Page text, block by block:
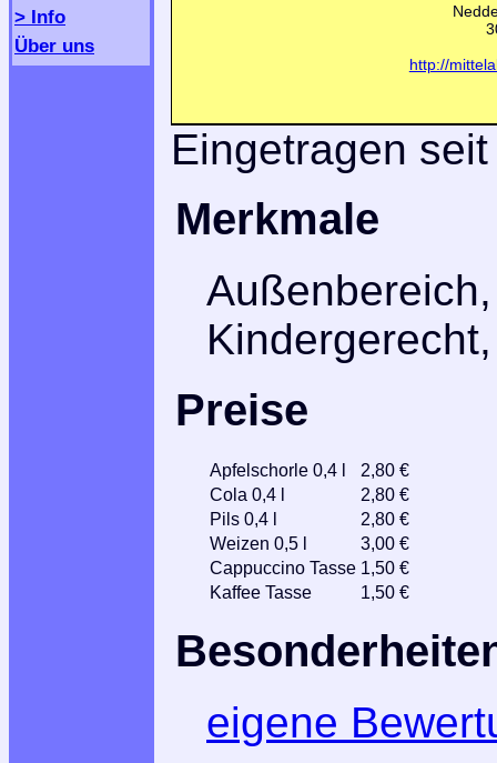
> Info
Über uns
http://
Eingetragen
Merkmale
Preise
Apfelschorle 0,4 l
2,80 €
Cola 0,4 l
2,80 €
Pils 0,4 l
2,80 €
Weizen 0,5 l
3,00 €
Cappuccino Tasse 1,50 €
Kaffee Tasse
1,50 €
eigene